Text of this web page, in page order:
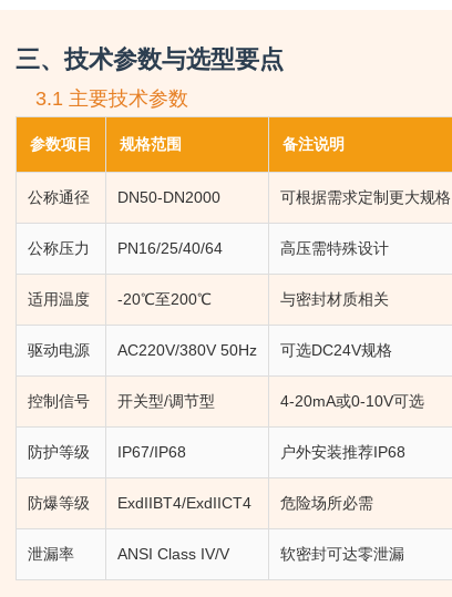
三、技术参数与选型要点
3.1 主要技术参数
参数项目 规格范围 备注说明
公称通径 DN50-DN2000 可根据需求定制更大规格
公称压力 PN16/25/40/64 高压需特殊设计
适用温度 -20℃至200℃ 与密封材质相关
驱动电源 AC220V/380V 50Hz 可选DC24V规格
控制信号 开关型/调节型 4-20mA或0-10V可选
防护等级 IP67/IP68 户外安装推荐IP68
防爆等级 ExdIIBT4/ExdIICT4 危险场所必需
泄漏率 ANSI Class IV/V 软密封可达零泄漏